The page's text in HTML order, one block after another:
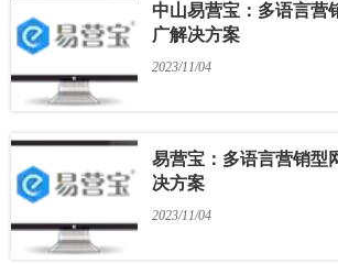
中山易营宝：多语言营
广解决方案
2023/11/04
易营宝：多语言营销型
决方案
2023/11/04